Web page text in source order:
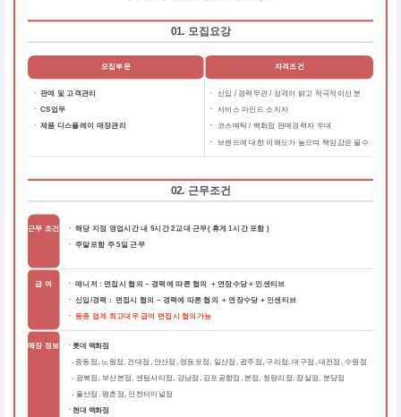
01. 모집요강
모집부문 자격조건
ㆍ 판매 및 고객관리
ㆍ CS업무
ㆍ 제품 디스플레이 매장관리
ㆍ 신입 / 경력무관 / 성격이 밝고 적극적이신 분
ㆍ
서비스 마인드 소지자
ㆍ
코스메틱 / 백화점 판매경력자 우대
ㆍ 브랜드에 대한 이해도가 높으며 책임감은 필수
02. 근무조건
근무 조건 ㆍ 해당 지점 영업시간 내 9시간 2교대 근무( 휴게 1시간 포함 )
ㆍ 주말포함 주 5일 근무
급 여
ㆍ 매니저 : 면접시 협의 ~ 경력에 따른 협의 + 연장수당 + 인센티브
ㆍ 신입/경력 : 면접시 협의 ~ 경력에 따른 협의 + 연장수당 + 인센티브
ㆍ 동종 업계 최고대우 급여 면접시 협의가능
매장 정보 ㆍ롯데 백화점
-중동점, 노원점, 건대점, 안산점, 영등포점, 일산점, 광주점, 구리점, 대구점, 대전점, 수원점
- 광복점, 부산본점, 센텀시티점, 강남점, 김포공항점, 본점, 청량리점, 잠실점, 분당점
- 울산점, 평촌점, 인천터미널점
ㆍ현대 백화점